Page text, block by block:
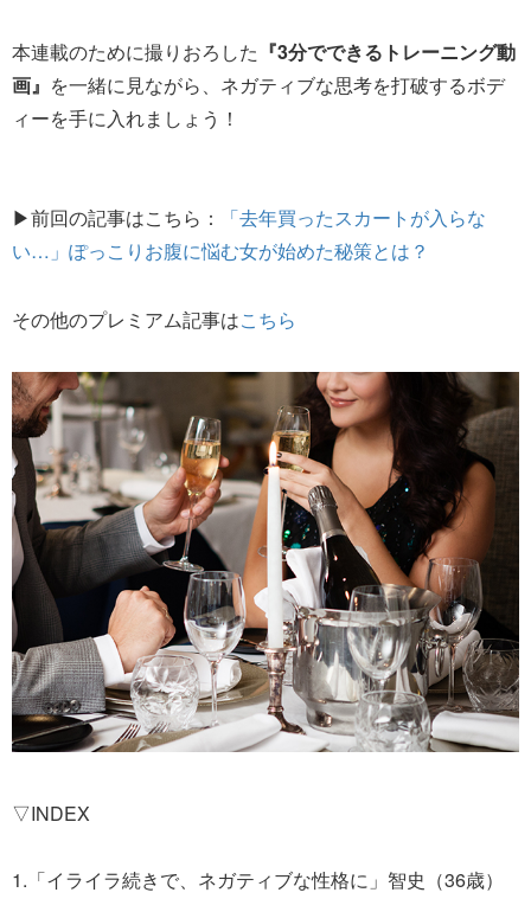
本連載のために撮りおろした 『3分でできるトレーニング動
画』 を一緒に見ながら、ネガティブな思考を打破するボデ
ィーを手に入れましょう！
▶前回の記事はこちら：
「去年買ったスカートが入らな
い…」ぽっこりお腹に悩む女が始めた秘策とは？
その他のプレミアム記事はこちら
▽INDEX
1.「イライラ続きで、ネガティブな性格に」智史（36歳）